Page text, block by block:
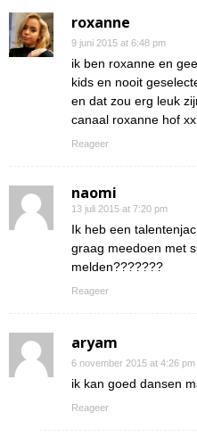
roxanne
9 juni 2015 at 6:48 pm
ik ben roxanne en
kids en nooit
en dat zou erg leuk
canaal roxanne hof
Reageer
naomi
13 juli 2015 at 7:20 pm
Ik heb een
graag meedoen met
melden???????
Reageer
aryam
6 november 2015 at 4:26 pm
ik kan goed dansen
Reageer